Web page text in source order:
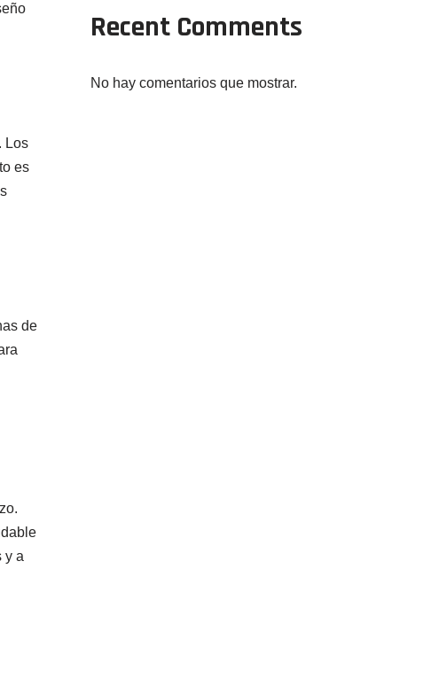
Los
es
de
y a
Recent Comments
No hay comentarios que mostrar.